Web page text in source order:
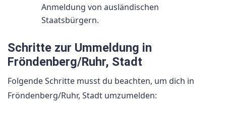
Anmeldung von ausländischen
Staatsbürgern.
Schritte zur Ummeldung in
Fröndenberg/Ruhr, Stadt
Folgende Schritte musst du beachten, um dich in
Fröndenberg/Ruhr, Stadt umzumelden: